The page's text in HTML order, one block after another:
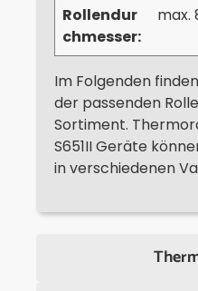
Rollendur
chmesser:
max.
Im Folgenden
der passenden
Sortiment.
S651II Geräte
in verschiedenen